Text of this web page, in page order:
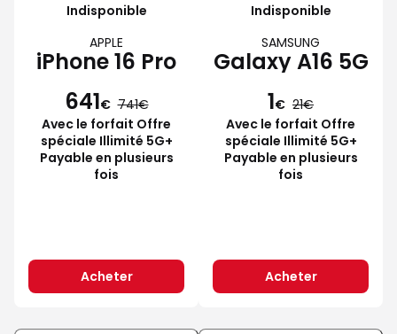
Indisponible
APPLE
iPhone 16 Pro
641€ 741
Avec le forfait Offre
spéciale Illimité 5G+
Payable en plusieurs
fois
Acheter
Indisponible
SAMSUNG
Galaxy A16 5G
1€ 21
Avec le forfait Offre
spéciale Illimité 5G+
Payable en plusieurs
fois
Acheter